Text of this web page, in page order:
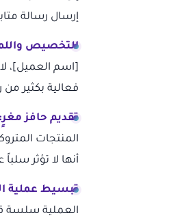
إرسال رسالة متابعة بعد 24 ساعة، ثم
التخصيص
[اسم العميل]،
فعالية بكثير من
تقديم حافز مغرٍ:
المنتجات
أنها لا تؤثر
تبسيط عملية
العملية سلسة